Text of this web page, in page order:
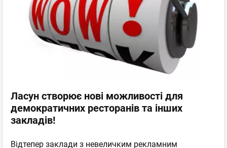
Ласун створює нові можливості для
демократичних ресторанів та інших
закладів!
Відтепер заклади з невеличким рекламним